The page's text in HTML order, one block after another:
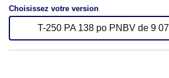
Choisissez votre version
T-250 PA 138 po PNBV de 9